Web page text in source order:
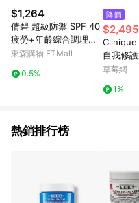
8. LINE購物為購物資訊整合性
如顯示之商品規格、顏色、價位
頁不符，以銷售網頁標示為準
日期+180天以內至LINE購物客
行申訴，恕無法贈點回饋。 10.
用，或不適用於無回饋商品。各
請依點數紅包頁面規則為準。
$1,264
倩碧 超級防禦 SPF 40
疲勞+年齡綜合調理霜-
極乾至偏乾膚質組合30
東森購物 ETMall
0.5%
降價
$2,495
Clinique
自我修
125ml/
草莓網
1%
熱銷排行榜